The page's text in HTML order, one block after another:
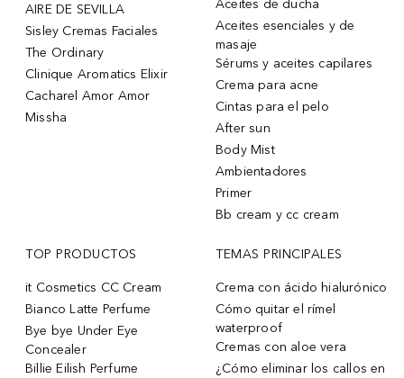
AIRE DE SEVILLA
Sisley Cremas Faciales
The Ordinary
Clinique Aromatics Elixir
Cacharel Amor Amor
Missha
Aceites de ducha
Aceites esenciales y de
masaje
Sérums y aceites capilares
Crema para acne
Cintas para el pelo
After sun
Body Mist
Ambientadores
Primer
Bb cream y cc cream
TOP PRODUCTOS
it Cosmetics CC Cream
Bianco Latte Perfume
Bye bye Under Eye
Concealer
Billie Eilish Perfume
TEMAS PRINCIPALES
Crema con ácido hialurónico
Cómo quitar el rímel
waterproof
Cremas con aloe vera
¿Cómo eliminar los callos en